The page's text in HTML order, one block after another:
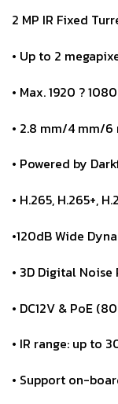
2 MP IR Fixed
• Up to 2
• Max. 1920 ?
• 2.8 mm/4 mm/
• Powered by
• H.265, H.265+,
•120dB Wide
• 3D Digital
• DC12V & PoE
• IR range: up to
• Support on-